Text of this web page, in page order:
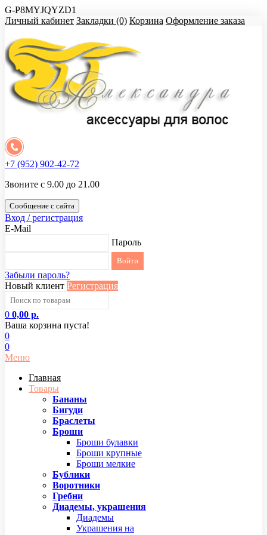
G-P8MYJQYZD1
Личный кабинет Закладки (0) Корзина Оформление заказа
+7 (952) 902-42-72
Звоните с 9.00 до 21.00
Сообщение с сайта
Вход / регистрация
E-Mail
Пароль
Забыли пароль?
Новый клиент Регистрация
0 0,00 р.
Ваша корзина пуста!
0
0
Меню
Главная
Товары
Бананы
Бигуди
Браслеты
Броши
Броши булавки
Броши крупные
Броши мелкие
Бублики
Воротники
Гребни
Диадемы, украшения
Диадемы
Украшения на